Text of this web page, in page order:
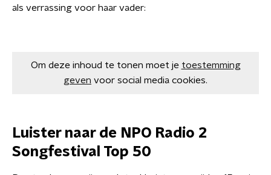
als verrassing voor haar vader:
Om deze inhoud te tonen moet je toestemming
geven voor social media cookies.
Luister naar de NPO Radio 2
Songfestival Top 50